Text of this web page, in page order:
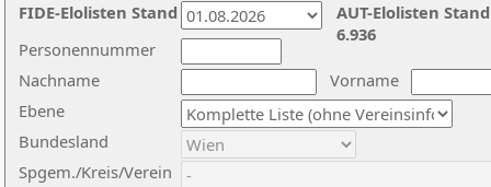
Nachname
Vorname
Ebene
Personennummer
Bundesland
Spgem./Kreis/Verein
AUT-Elolisten
6.936
FIDE-Elolisten Stand